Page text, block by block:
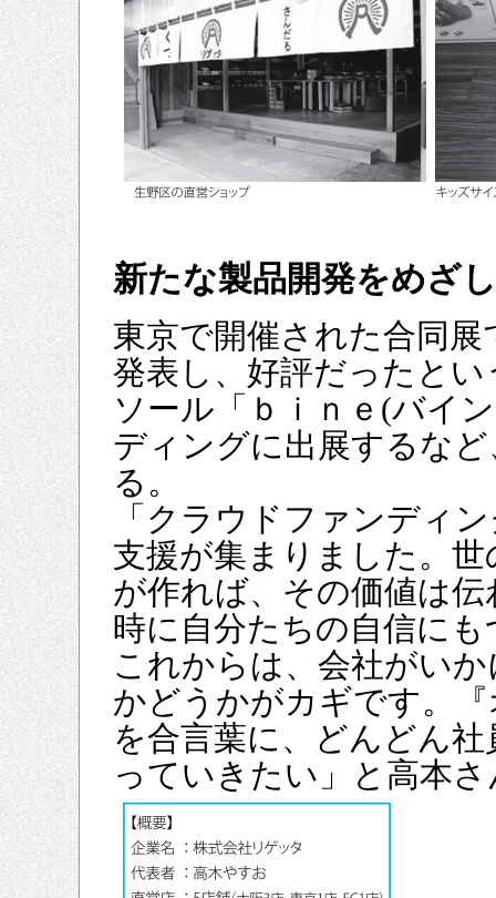
新たな製品開発をめざ
東京で開催された合同
発表し、好評だったと
ソール「ｂｉｎｅ(バイ
ディングに出展するな
る。
「クラウドファンディ
支援が集まりました。
が作れば、その価値は
時に自分たちの自信に
これからは、会社がい
かどうかがカギです。
を合言葉に、どんどん
っていきたい」と高本